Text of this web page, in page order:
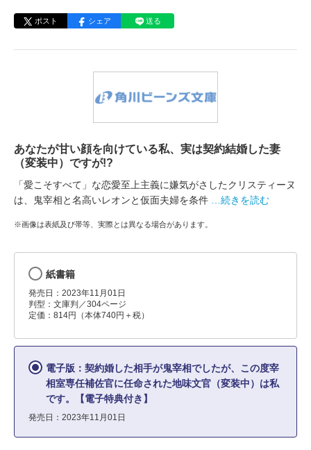
ポスト シェア 送る
あなたが甘い顔を向けている私、実は契約結婚した妻
（変装中）ですが!?
「愛こそすべて」な恋愛至上主義に嫌気がさしたクリスティーヌ
は、鬼宰相と名高いレオンと仮面夫婦を条件
…続きを読む
※画像は表紙及び帯等、実際とは異なる場合があります。
紙書籍
発売日：2023年11月01日
判型：文庫判／304ページ
定価：814円（本体740円＋税）
電子版：契約婚した相手が鬼宰相でしたが、この度宰
相室専任補佐官に任命された地味文官（変装中）は私
です。【電子特典付き】
発売日：2023年11月01日